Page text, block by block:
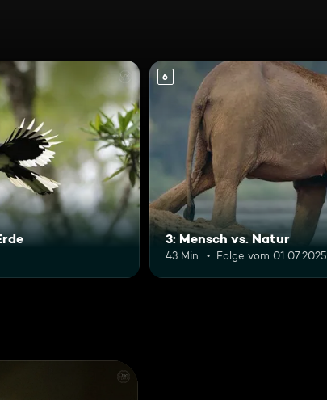
6
3: Mensch vs. Natur
43 Min. Folge vom 01.07.2025